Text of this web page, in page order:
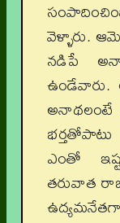
వెళ్ళారు.
నడిపే
ఉండేవారు.
అనాథలంటే
ఎంతో
తరువాత